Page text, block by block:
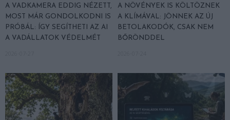
A VADKAMERA EDDIG NÉZETT,
MOST MÁR GONDOLKODNI IS
PRÓBÁL: ÍGY SEGÍTHETI AZ AI
A VADÁLLATOK VÉDELMÉT
A NÖVÉNYEK IS KÖLTÖZNEK
A KLÍMÁVAL: JÖNNEK AZ ÚJ
BETOLAKODÓK, CSAK NEM
BŐRÖNDDEL